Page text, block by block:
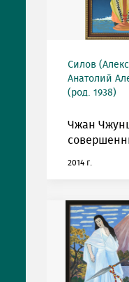
Силов
Анатолий
(род. 1938)
Чжан
2014 г.